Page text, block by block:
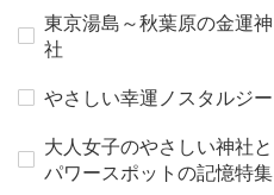
東京湯島～秋葉原の金運神
社
やさしい幸運ノスタルジー
大人女子のやさしい神社と
パワースポットの記憶特集